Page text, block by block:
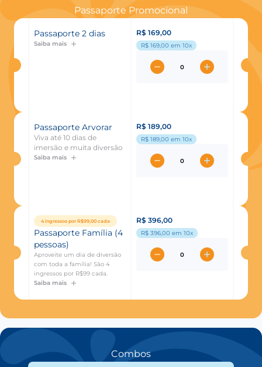
Passaporte Promocional
Passaporte 2 dias
Saiba mais
R$ 169,00
R$ 169,00 em 10x
Passaporte Arvorar
Viva até 10 dias de
imersão e muita diversão
Saiba mais
R$ 189,00
R$ 189,00 em 10x
4 ingressos por R$99,00 cada
Passaporte Família (4
pessoas)
Aproveite um dia de diversão
com toda a família! São 4
ingressos por R$99 cada.
Saiba mais
R$ 396,00
R$ 396,00 em 10x
Combos